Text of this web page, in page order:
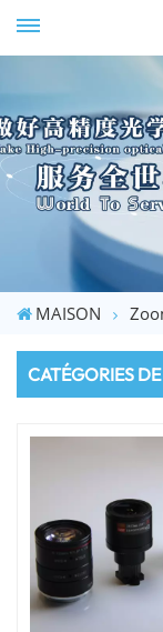
MAISON
CATÉGORIES